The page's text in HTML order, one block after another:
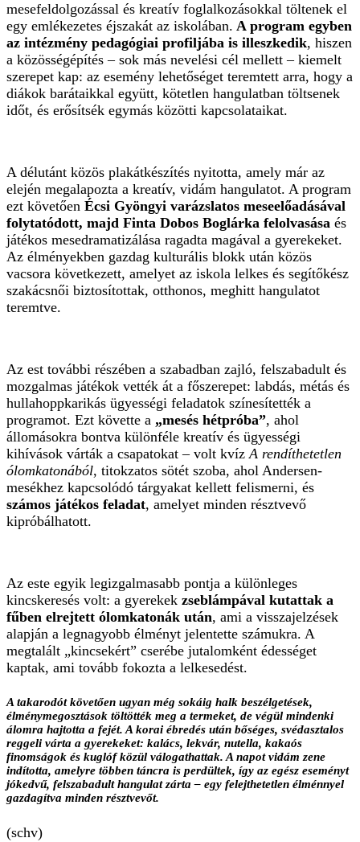
mesefeldolgozással és kreatív foglalkozásokkal töltenek el
egy emlékezetes éjszakát az iskolában. A program egyben
az intézmény pedagógiai profiljába is illeszkedik, hiszen
a közösségépítés – sok más nevelési cél mellett – kiemelt
szerepet kap: az esemény lehetőséget teremtett arra, hogy a
diákok barátaikkal együtt, kötetlen hangulatban töltsenek
időt, és erősítsék egymás közötti kapcsolataikat.
A délutánt közös plakátkészítés nyitotta, amely már az
elején megalapozta a kreatív, vidám hangulatot. A program
ezt követően Écsi Gyöngyi varázslatos meseelőadásával
folytatódott, majd Finta Dobos Boglárka felolvasása és
játékos mesedramatizálása ragadta magával a gyerekeket.
Az élményekben gazdag kulturális blokk után közös
vacsora következett, amelyet az iskola lelkes és segítőkész
szakácsnői biztosítottak, otthonos, meghitt hangulatot
teremtve.
Az est további részében a szabadban zajló, felszabadult és
mozgalmas játékok vették át a főszerepet: labdás, métás és
hullahoppkarikás ügyességi feladatok színesítették a
programot. Ezt követte a „mesés hétpróba”, ahol
állomásokra bontva különféle kreatív és ügyességi
kihívások várták a csapatokat – volt kvíz A rendíthetetlen
ólomkatonából, titokzatos sötét szoba, ahol Andersen-
mesékhez kapcsolódó tárgyakat kellett felismerni, és
számos játékos feladat, amelyet minden résztvevő
kipróbálhatott.
Az este egyik legizgalmasabb pontja a különleges
kincskeresés volt: a gyerekek zseblámpával kutattak a
fűben elrejtett ólomkatonák után, ami a visszajelzések
alapján a legnagyobb élményt jelentette számukra. A
megtalált „kincsekért” cserébe jutalomként édességet
kaptak, ami tovább fokozta a lelkesedést.
A takarodót követően ugyan még sokáig halk beszélgetések,
élménymegosztások töltötték meg a termeket, de végül mindenki
álomra hajtotta a fejét. A korai ébredés után bőséges, svédasztalos
reggeli várta a gyerekeket: kalács, lekvár, nutella, kakaós
finomságok és kuglóf közül válogathattak. A napot vidám zene
indította, amelyre többen táncra is perdültek, így az egész eseményt
jókedvű, felszabadult hangulat zárta – egy felejthetetlen élménnyel
gazdagítva minden résztvevőt.
(schv)